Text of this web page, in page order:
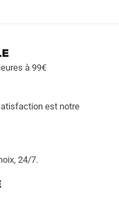
page
à 99€
est notre
24/7.